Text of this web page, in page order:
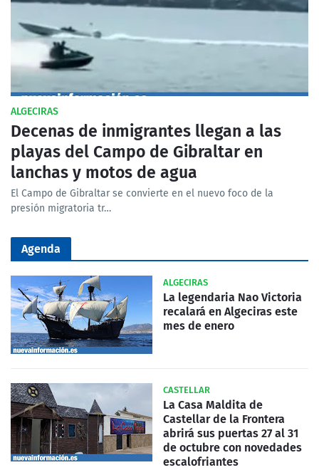
ALGECIRAS
Decenas de inmigrantes llegan a las
playas del Campo de Gibraltar en
lanchas y motos de agua
El Campo de Gibraltar se convierte en el nuevo foco de la
presión migratoria tr…
Agenda
ALGECIRAS
La legendaria Nao Victoria
recalará en Algeciras este
mes de enero
CASTELLAR
La Casa Maldita de
Castellar de la Frontera
abrirá sus puertas 27 al 31
de octubre con novedades
escalofriantes